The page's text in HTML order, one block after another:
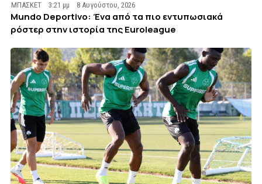
ΜΠΑΣΚΕΤ 3:21 μμ 8 Αυγούστου, 2026
Mundo Deportivo: Ένα από τα πιο εντυπωσιακά
ρόστερ στην ιστορία της Euroleague